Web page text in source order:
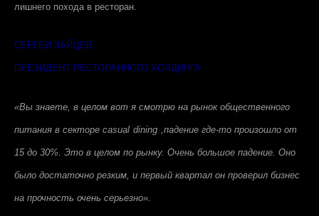
лишнего похода в ресторан.
СЕРГЕЙ ЗАЙЦЕВ
ПРЕЗИДЕНТ РЕСТОРАННОГО ХОЛДИНГА
«Вы знаете, в целом вот я смотрю на рынок общественного
питания в секторе casual dining ,падение где-то произошло от
15 до 30%. Это в целом по рынку. Очень большое падение. Оно
было достаточно резким, и первый квартал он проверил бизнес
на прочность очень серьезно».